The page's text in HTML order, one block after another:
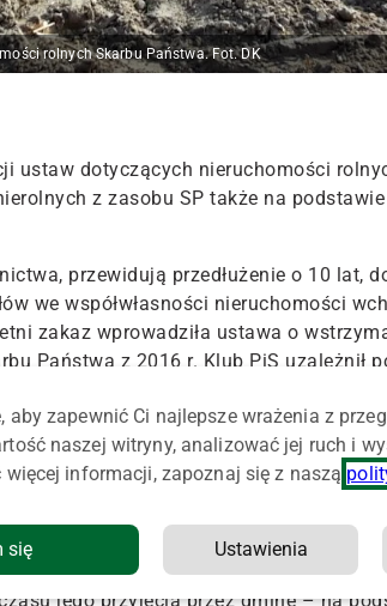
rolnych Skarbu Państwa. Fot. DK
ustaw dotyczących nieruchomości
z zasobu SP także na
przewidują przedłużenie o 10 lat,
we współwłasności nieruchomości
zakaz wprowadziła ustawa o
Państwa z 2016 r. Klub PiS uzależnił
nie obejmuje nieruchomości i ich
na cele rolne w
o warunkach zabudowy i
z Zasobu nieprzeznaczonych
jego przyjęcia przez gminę – na
aby zapewnić Ci najlepsze wrażenia z
naszej witryny, analizować jej ruch i
więcej informacji, zapoznaj się z naszą
się Ustawienia